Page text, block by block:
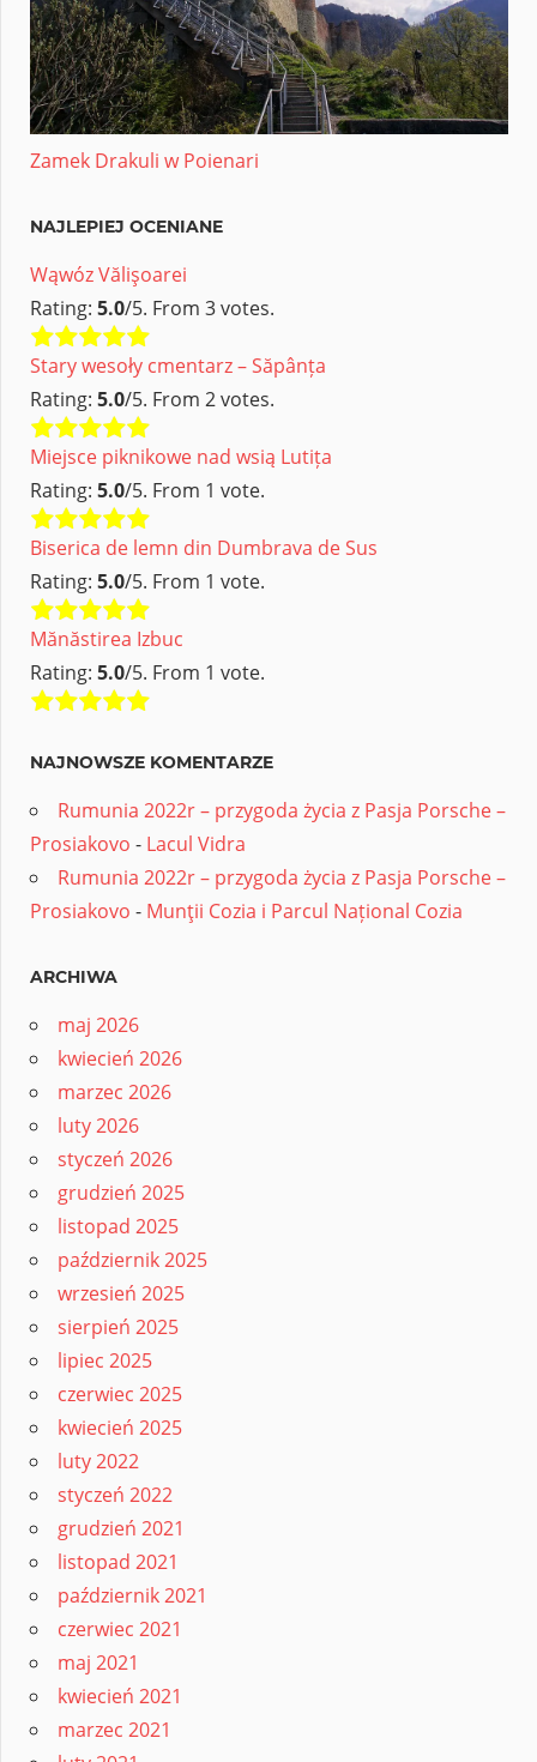
Zamek Drakuli w Poienari
NAJLEPIEJ OCENIANE
Wąwóz Vălişoarei
Rating: 5.0/5. From 3 votes.
Stary wesoły cmentarz – Săpânța
Rating: 5.0/5. From 2 votes.
Miejsce piknikowe nad wsią Lutița
Rating: 5.0/5. From 1 vote.
Biserica de lemn din Dumbrava de Sus
Rating: 5.0/5. From 1 vote.
Mănăstirea Izbuc
Rating: 5.0/5. From 1 vote.
NAJNOWSZE KOMENTARZE
Rumunia 2022r – przygoda życia z Pasja Porsche –
Prosiakovo - Lacul Vidra
Rumunia 2022r – przygoda życia z Pasja Porsche –
Prosiakovo - Munţii Cozia i Parcul Național Cozia
ARCHIWA
maj 2026
kwiecień 2026
marzec 2026
luty 2026
styczeń 2026
grudzień 2025
listopad 2025
październik 2025
wrzesień 2025
sierpień 2025
lipiec 2025
czerwiec 2025
kwiecień 2025
luty 2022
styczeń 2022
grudzień 2021
listopad 2021
październik 2021
czerwiec 2021
maj 2021
kwiecień 2021
marzec 2021